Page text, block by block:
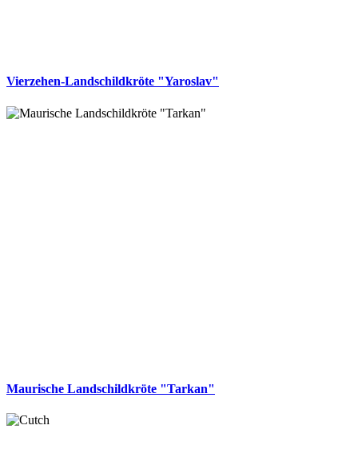
Vierzehen-Landschildkröte "Yaroslav"
Maurische Landschildkröte "Tarkan"